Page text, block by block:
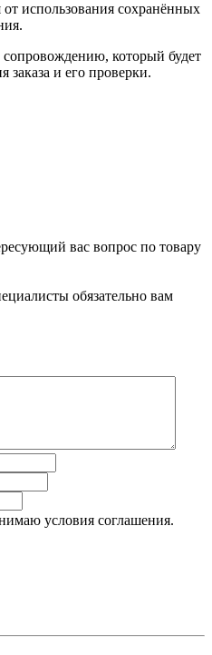
от использования сохранённых
который будет
заказа и его проверки.
вас вопрос по товару
обязательно вам
условия соглашения.